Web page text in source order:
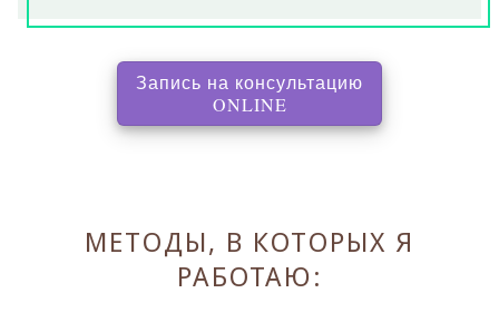
Запись на консультацию
ONLINE, перенаправляет на
МЕТОДЫ, В КОТОРЫХ Я
РАБОТАЮ: